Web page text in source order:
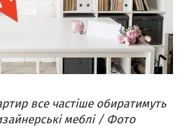
все частіше обиратимуть
меблі / Фото